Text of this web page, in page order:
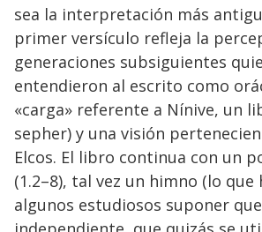
sea la interpretación más
primer versículo refleja la
generaciones subsiguientes
entendieron al escrito como
«carga» referente a Nínive, un
sepher) y una visión
Elcos. El libro continua con un
(1.2–8), tal vez un himno (lo que
algunos estudiosos suponer